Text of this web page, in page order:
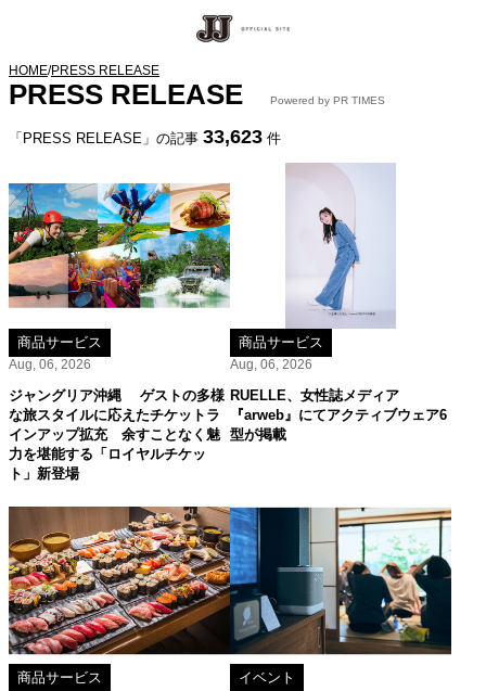
HOME/PRESS RELEASE
PRESS RELEASE Powered by PR TIMES
「PRESS RELEASE」の記事 33,623 件
商品サービス
Aug, 06, 2026
ジャングリア沖縄 ゲストの多様
な旅スタイルに応えたチケットラ
インアップ拡充 余すことなく魅
力を堪能する「ロイヤルチケッ
ト」新登場
商品サービス
Aug, 06, 2026
RUELLE、女性誌メディア
『arweb』にてアクティブウェア6
型が掲載
商品サービス イベント